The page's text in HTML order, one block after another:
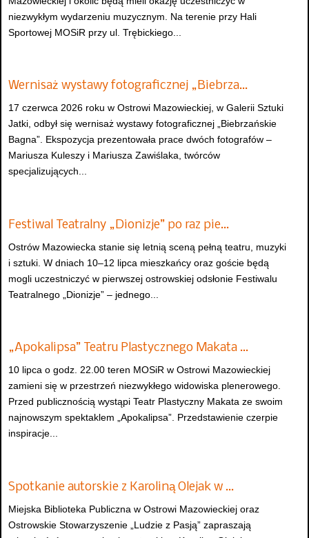
niezwykłym wydarzeniu muzycznym. Na terenie przy Hali
Sportowej MOSiR przy ul. Trębickiego...
Wernisaż wystawy fotograficznej „Biebrza…
17 czerwca 2026 roku w Ostrowi Mazowieckiej, w Galerii Sztuki
Jatki, odbył się wernisaż wystawy fotograficznej „Biebrzańskie
Bagna”. Ekspozycja prezentowała prace dwóch fotografów –
Mariusza Kuleszy i Mariusza Zawiślaka, twórców
specjalizujących...
Festiwal Teatralny „Dionizje” po raz pie…
Ostrów Mazowiecka stanie się letnią sceną pełną teatru, muzyki
i sztuki. W dniach 10–12 lipca mieszkańcy oraz goście będą
mogli uczestniczyć w pierwszej ostrowskiej odsłonie Festiwalu
Teatralnego „Dionizje” – jednego...
„Apokalipsa” Teatru Plastycznego Makata …
10 lipca o godz. 22.00 teren MOSiR w Ostrowi Mazowieckiej
zamieni się w przestrzeń niezwykłego widowiska plenerowego.
Przed publicznością wystąpi Teatr Plastyczny Makata ze swoim
najnowszym spektaklem „Apokalipsa”. Przedstawienie czerpie
inspiracje...
Spotkanie autorskie z Karoliną Olejak w …
Miejska Biblioteka Publiczna w Ostrowi Mazowieckiej oraz
Ostrowskie Stowarzyszenie „Ludzie z Pasją” zapraszają